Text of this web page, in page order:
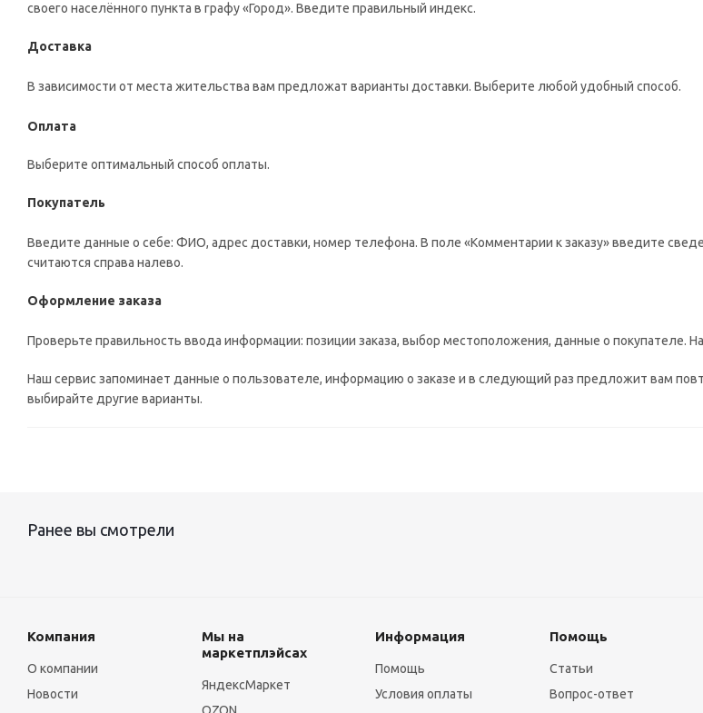
своего населённого пункта в графу «Город». Введите правильный индекс.
Доставка
В зависимости от места жительства вам предложат варианты доставки. Выберите любой удобный способ.
Оплата
Выберите оптимальный способ оплаты.
Покупатель
Введите данные о себе: ФИО, адрес доставки, номер телефона. В поле «Комментарии к заказу» введите
считаются справа налево.
Оформление заказа
Проверьте правильность ввода информации: позиции заказа, выбор местоположения, данные о покупателе.
Наш сервис запоминает данные о пользователе, информацию о заказе и в следующий раз предложит вам
выбирайте другие варианты.
Ранее вы смотрели
Компания
О компании
Новости
Мы на
маркетплэйсах
ЯндексМаркет
Информация
Помощь
Условия оплаты
Помощь
Статьи
Вопрос-ответ